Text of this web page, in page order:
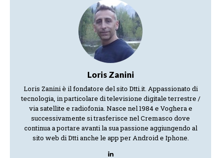
Loris Zanini
Loris Zanini è il fondatore del sito Dtti.it. Appassionato di
tecnologia, in particolare di televisione digitale terrestre /
via satellite e radiofonia. Nasce nel 1984 e Voghera e
successivamente si trasferisce nel Cremasco dove
continua a portare avanti la sua passione aggiungendo al
sito web di Dtti anche le app per Android e Iphone.